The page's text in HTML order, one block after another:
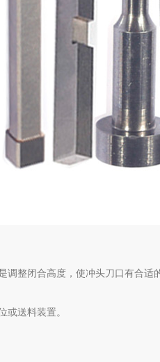
整闭合高度，使冲头刀口有合适
或送料装置。